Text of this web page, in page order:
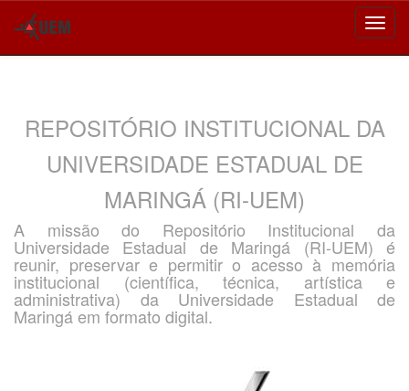
REPOSITÓRIO INSTITUCIONAL DA
UNIVERSIDADE ESTADUAL DE
MARINGÁ (RI-UEM)
A missão do Repositório Institucional da
Universidade Estadual de Maringá (RI-UEM) é
reunir, preservar e permitir o acesso à memória
institucional (científica, técnica, artística e
administrativa) da Universidade Estadual de
Maringá em formato digital.